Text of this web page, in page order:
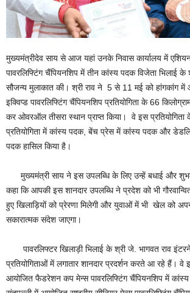
मुख्यमंत्रीदेव साय से आज यहां उनके निवास कार्यालय में
पावरलिफ्टिंग चैंपियनशिप में तीन कांस्य पदक विजेता भिलाई के
सौजन्य मुलाकात की। श्री राव ने 5 से 11 मई को हांगकांग में
इक्विप्ड पावरलिफ्टिंग चैंपियनशिप प्रतियोगिता के 66
कर ओवरऑल तीसरा स्थान प्राप्त किया। वे इस
प्रतियोगिता में कांस्य पदक, बेंच प्रेस में कांस्य पदक और
पदक हासिल किया है।
मुख्यमंत्री साय ने इस उपलब्धि के लिए उन्हें बधाई और
कहा कि आपकी इस शानदार उपलब्धि ने प्रदेश को भी
हुए खिलाड़ियों को प्रेरणा मिलेगी और युवाओं में भी खेल को
सकारात्मक संदेश जाएगा।
पावरलिफ्टर खिलाड़ी भिलाई के श्री जे. भागवत राव
प्रतियोगिताओं में लगातार शानदार प्रदर्शन करते आ रहे हैं। वे
आयोजित फैडरेशन कप मेन्स पावरलिफ्टिंग चैंपियनशिप में